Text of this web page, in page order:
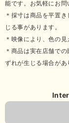
能です。お気軽にお問
＊採寸は商品を平置
じる事があります。
＊映像により、色の
＊商品は実在店舗で
ずれが生じる場合があ